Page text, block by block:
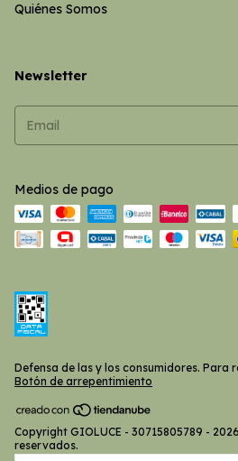
Quiénes Somos
Newsletter
Medios de pago
Defensa de las y los consumidores. Para
Botón de arrepentimiento
Copyright GIOLUCE - 30715805789 -
reservados.